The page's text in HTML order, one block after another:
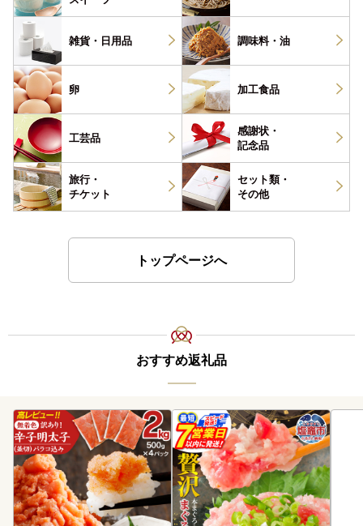
雑貨・ 日用品 調味料・ 油
卵 加工食品
工芸品
感謝状・
記念品
旅行・
チケット
セット類・
その他
トップページへ
おすすめ返礼品